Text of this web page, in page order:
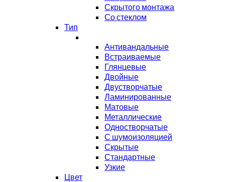
Скрытого монтажа
Со стеклом
Тип
Антивандальные
Встраиваемые
Глянцевые
Двойные
Двустворчатые
Ламинированные
Матовые
Металлические
Одностворчатые
С шумоизоляцией
Скрытые
Стандартные
Узкие
Цвет